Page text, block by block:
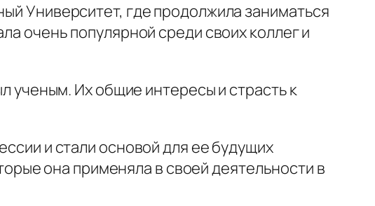
Университет, где продолжила заниматься
очень популярной среди своих коллег и
ученым. Их общие интересы и страсть к
и стали основой для ее будущих
она применяла в своей деятельности в